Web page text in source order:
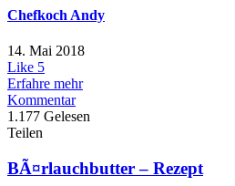
Chefkoch Andy
14. Mai 2018
Like 5
Erfahre mehr
Kommentar
1.177 Gelesen
Teilen
BÃ¤rlauchbutter – Rezept